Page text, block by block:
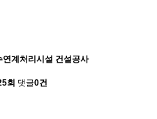
계처리시설 건설공사
회 댓글0건